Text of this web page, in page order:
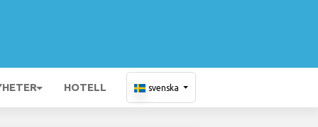
HOTELL svenska